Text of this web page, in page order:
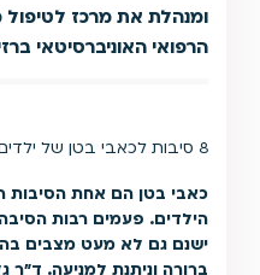
ומנהלת את מרכז
הרפואי האוניברסיטאי
8 סיבות לכאבי בטן של ילדים והדרכים לטפל בהם
כאבי בטן הם אחת הסיבות
הילדים. פעמים רבות
ישנם גם לא מעט מצבים
ברורה וניתנת למניעה. ד"ר